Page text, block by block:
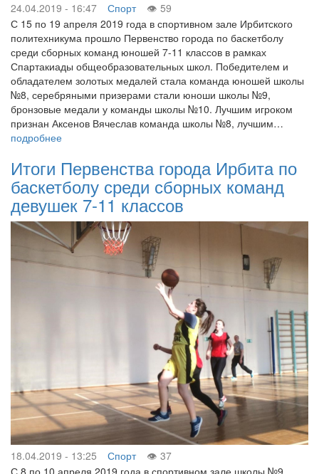
24.04.2019 - 16:47 Спорт
59
С 15 по 19 апреля 2019 года в спортивном зале Ирбитского
политехникума прошло Первенство города по баскетболу
среди сборных команд юношей 7-11 классов в рамках
Спартакиады общеобразовательных школ. Победителем и
обладателем золотых медалей стала команда юношей школы
№8, серебряными призерами стали юноши школы №9,
бронзовые медали у команды школы №10. Лучшим игроком
признан Аксенов Вячеслав команда школы №8, лучшим…
подробнее
Итоги Первенства города Ирбита по
баскетболу среди сборных команд
девушек 7-11 классов
18.04.2019 - 13:25 Спорт
37
С 8 по 10 апреля 2019 года в спортивном зале школы №9